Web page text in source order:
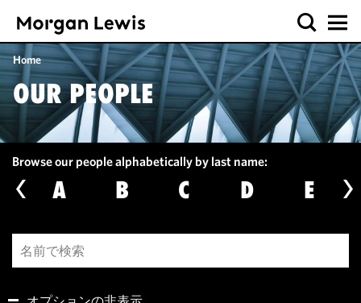
Home
OUR PEOPLE
Browse our people alphabetically by last name:
A B C D E